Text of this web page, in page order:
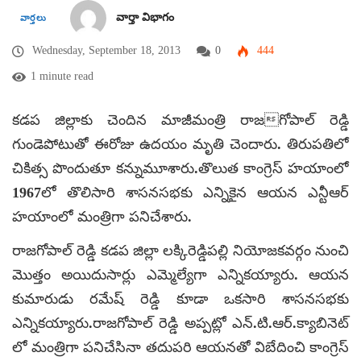
వార్తలు వార్తా విభాగం
Wednesday, September 18, 2013 0 444
1 minute read
కడప జిల్లాకు చెందిన మాజీమంత్రి రాజగోపాల్ రెడ్డి
గుండెపోటుతో ఈరోజు ఉదయం మృతి చెందారు. తిరుపతిలో
చికిత్స పొందుతూ కన్నుమూశారు.తొలుత కాంగ్రెస్ హయాంలో
1967లో తొలిసారి శాసనసభకు ఎన్నికైన ఆయన ఎన్టీఆర్
హయాంలో మంత్రిగా పనిచేశారు.
రాజగోపాల్ రెడ్డి కడప జిల్లా లక్కిరెడ్డిపల్లి నియోజకవర్గం నుంచి
మొత్తం అయిదుసార్లు ఎమ్మెల్యేగా ఎన్నికయ్యారు. ఆయన
కుమారుడు రమేష్ రెడ్డి కూడా ఒకసారి శాసనసభకు
ఎన్నికయ్యారు.రాజగోపాల్ రెడ్డి అప్పట్లో ఎన్.టి.ఆర్.క్యాబినెట్
లో మంత్రిగా పనిచేసినా తదుపరి ఆయనతో విబేదించి కాంగ్రెస్